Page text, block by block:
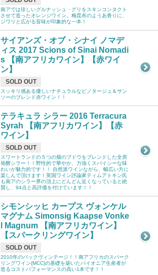
南アでは珍しいグルナッシュ・グリをスキンコンタクト
させて造ったオレンジワイン。梅昆布のようあ香りに、
ジワリと広がる旨味が印象的な一本！
サイアンズ・オブ・シナイ ノマデ
ィス 2017 Scions of Sinai Nomadi
s 【南アフリカワイン】【赤ワイ
ン】
SOLD OUT
スッキリ感ある優しいナチュラルなピノタージュ＆サン
ソーのブレンド赤ワイン！！
テラキュラ シラー 2016 Terracura
Syrah 【南アフリカワイン】【赤
ワイン】
SOLD OUT
スワートランドの５つの畑のブドウをブレンドした全房
発酵シラー！！野性的で華やか、力強くスパイシーな味
わいが魅力的です！！ 自然派ワインながら、幅広い方に
楽しんで頂けます！英国ワイン評論家ティムアトキン氏
も南アのシラー界の頂上にどんどん近くなっていると絶
賛し、94点と高評価を付けています！！
シモンシッヒ カープス ヴォンケル
マグナム Simonsig Kaapse Vonke
l Magnum 【南アフリカワイン】
【スパークリングワイン】
SOLD OUT
2010年のバックヴィンテージ！！南アフリカのスパーク
リングワイン(MCC)の基礎を築いたパイオニア生産者が
造るコストパフォーマンスの高い1本です！！